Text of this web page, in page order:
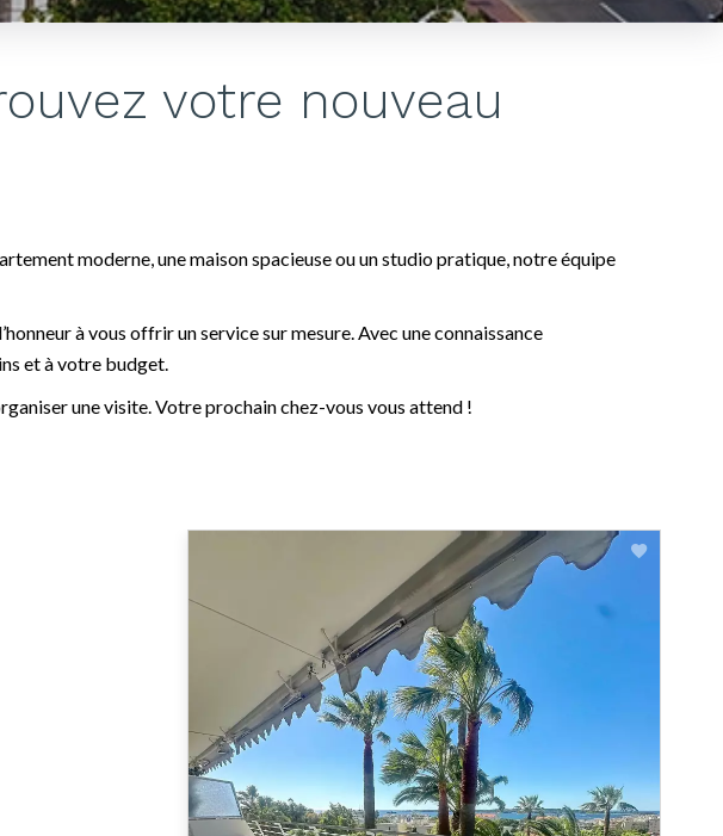
votre nouveau
moderne, une maison spacieuse ou un studio pratique, notre équipe
à vous offrir un service sur mesure. Avec une connaissance
et à votre budget.
une visite. Votre prochain chez-vous vous attend !